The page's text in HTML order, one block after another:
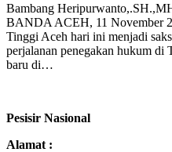
Bambang
BANDA ACEH, 11 November
Tinggi Aceh hari ini menjadi
perjalanan penegakan hukum di
baru di…
Pesisir Nasional
Alamat :